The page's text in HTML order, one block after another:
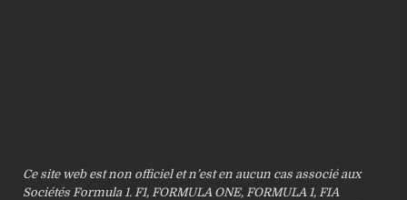
Ce site web est non officiel et n’est en aucun cas associé aux
Sociétés Formula 1. F1, FORMULA ONE, FORMULA 1, FIA